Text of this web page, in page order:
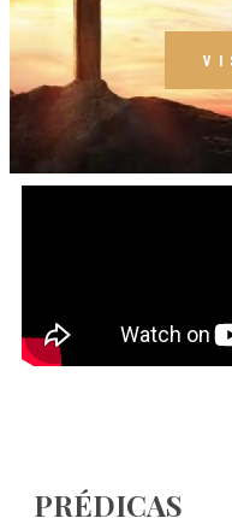
PRÉDICAS